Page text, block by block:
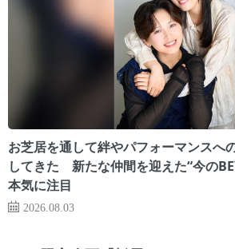
お芝居を通して絆やパフォーマンスへ
してきた 新たな仲間を迎えた“今の
本気に注目
2026.08.03